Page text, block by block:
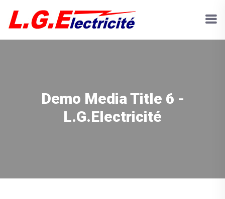
Demo Media Title 6 -
L.G.Electricité